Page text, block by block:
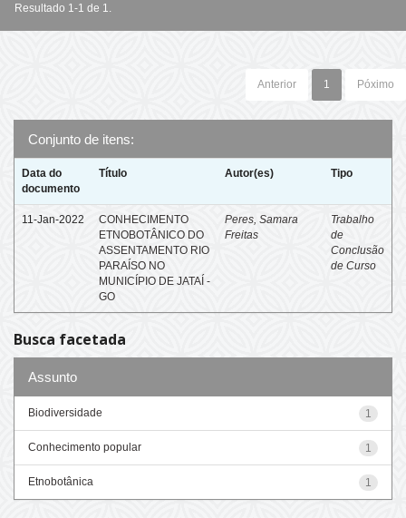
Resultado 1-1 de 1.
Anterior 1 Póximo
Conjunto de itens:
Data do
documento
Título Autor(es) Tipo
11-Jan-2022
CONHECIMENTO
ETNOBOTÂNICO DO
ASSENTAMENTO RIO
PARAÍSO NO
MUNICÍPIO DE JATAÍ -
GO
Peres, Samara
Freitas
Trabalho
de
Conclusão
de Curso
Busca facetada
Assunto
1
Biodiversidade
1
Conhecimento popular
1
Etnobotânica